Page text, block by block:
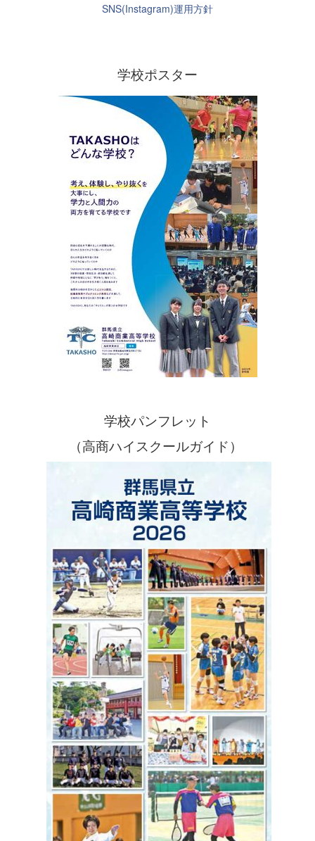
SNS(Instagram)運用方針
学校ポスター
学校パンフレット
（高商ハイスクールガイド）